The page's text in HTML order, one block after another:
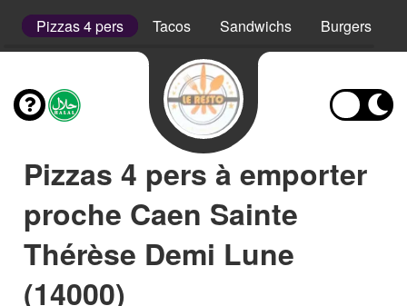
Pizzas 4 pers Tacos Sandwichs Burgers
Pizzas 4 pers à emporter
proche Caen Sainte
Thérèse Demi Lune
(14000)